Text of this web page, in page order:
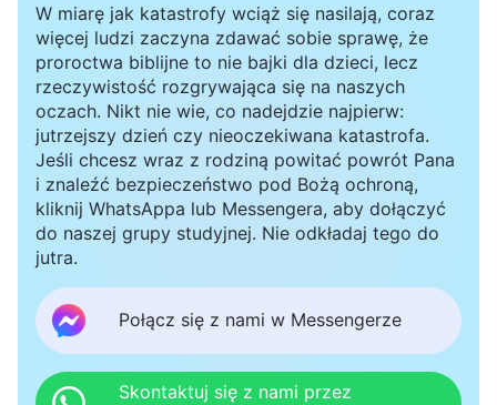
sekrecie sprawdzają to, próbując się nauczyć,
ale po kilku dniach nauki nadal tego nie
rozumieją, jak to zrobić. Zapytani, jak im idzie,
odpowiadają: »Niedługo skończę!«. W sercach
jednak myślą: »Do niczego jeszcze nie
doszedłem, nie mam zielonego pojęcia, nie
wiem, jak to zrobić. Nie mogę puścić pary z ust,
muszę zachowywać pozory, nie mogę dopuścić
do tego, by inni dostrzegli moje braki i moją
ignorancję, nie mogę pozwolić, by patrzyli na
mnie z góry!«. Co to jest za problem? To istne
W miarę jak katastrofy wciąż się nasilają, coraz
więcej ludzi zaczyna zdawać sobie sprawę, że
proroctwa biblijne to nie bajki dla dzieci, lecz
rzeczywistość rozgrywająca się na naszych
oczach. Nikt nie wie, co nadejdzie najpierw:
jutrzejszy dzień czy nieoczekiwana katastrofa.
Jeśli chcesz wraz z rodziną powitać powrót Pana
i znaleźć bezpieczeństwo pod Bożą ochroną,
kliknij WhatsAppa lub Messengera, aby dołączyć
do naszej grupy studyjnej. Nie odkładaj tego do
jutra.
Połącz się z nami w Messengerze
Skontaktuj się z nami przez